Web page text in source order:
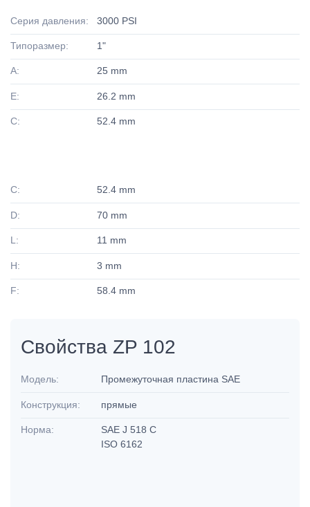
Серия давления: 3000 PSI
Типоразмер: 1"
A: 25 mm
E: 26.2 mm
C: 52.4 mm
C: 52.4 mm
D: 70 mm
L: 11 mm
H: 3 mm
F: 58.4 mm
Свойства ZP 102
Модель: Промежуточная пластина SAE
Конструкция: прямые
Норма:
SAE J 518 C
ISO 6162